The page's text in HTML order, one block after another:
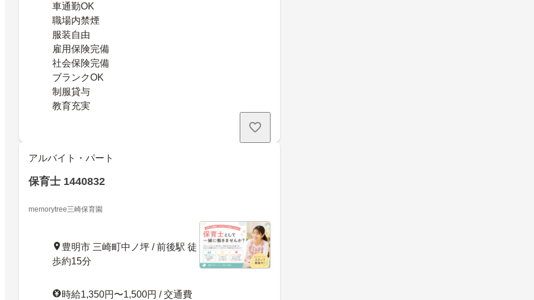
車通勤OK
職場内禁煙
服装自由
雇用保険完備
社会保険完備
ブランクOK
制服貸与
教育充実
アルバイト・パート
保育士 1440832
memorytree三崎保育園
豊明市 三崎町中ノ坪 / 前後駅 徒
歩約15分
時給1,350円〜1,500円 / 交通費